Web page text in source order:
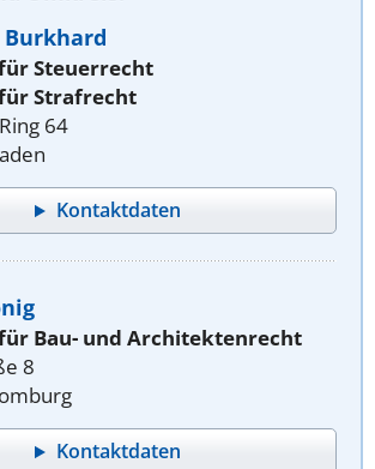
Burkhard
Steuerrecht
Strafrecht
64
Kontaktdaten
Bau- und Architektenrecht
8
Kontaktdaten